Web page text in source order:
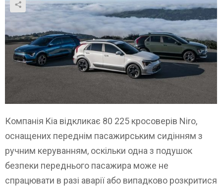
Компанія Kia відкликає 80 225 кросоверів Niro,
оснащених переднім пасажирським сидінням з
ручним керуванням, оскільки одна з подушок
безпеки переднього пасажира може не
спрацювати в разі аварії або випадково розкритися